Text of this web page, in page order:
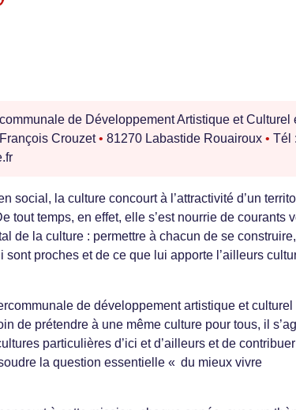
de Développement Artistique et Culturel
Crouzet• 81270 Labastide Rouairoux • Tél
social, la culture concourt à l’attractivité d’un
tout temps, en effet, elle s’est nourrie de courants
de la culture : permettre à chacun de se
proches et de ce que lui apporte l’ailleurs
de développement artistique et culturel
de prétendre à une même culture pour tous, il
particulières d’ici et d’ailleurs et de
la question essentielle « du mieux vivre